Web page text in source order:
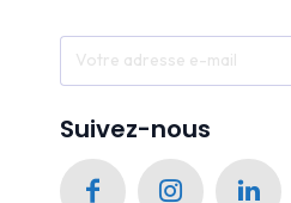
Suivez-nous